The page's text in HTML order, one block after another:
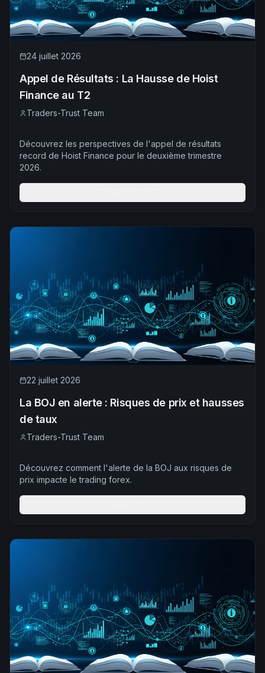
24 juillet 2026
Appel de Résultats : La Hausse de Hoist
Finance au T2
Traders-Trust Team
Découvrez les perspectives de l'appel de résultats
record de Hoist Finance pour le deuxième trimestre
2026.
22 juillet 2026
La BOJ en alerte : Risques de prix et hausses
de taux
Traders-Trust Team
Découvrez comment l'alerte de la BOJ aux risques de
prix impacte le trading forex.